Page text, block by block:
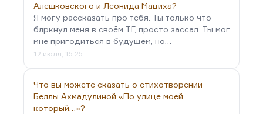
Алешковского и Леонида Мациха?
Я могу рассказать про тебя. Ты только что
блркнул меня в своём ТГ, просто зассал. Ты мог
мне пригодиться в будущем, но…
12 июля, 15:25
Что вы можете сказать о стихотворении
Беллы Ахмадулиной «По улице моей
который…»?